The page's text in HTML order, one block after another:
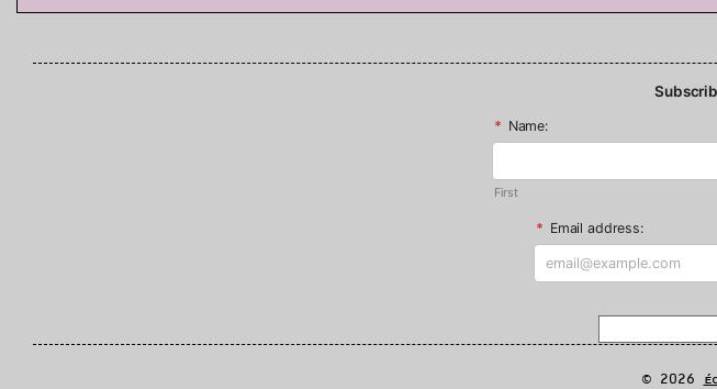
* Name:
First
* Email address:
© 2026